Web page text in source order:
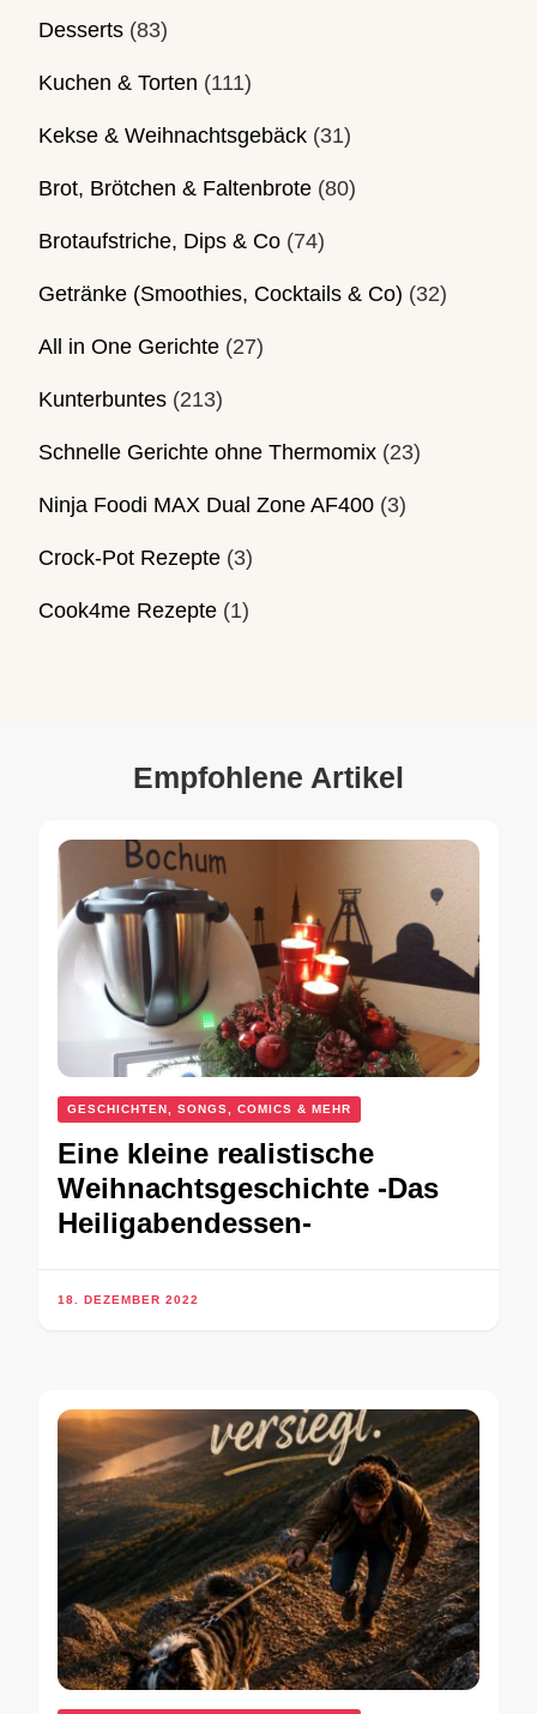
Desserts (83)
Kuchen & Torten (111)
Kekse & Weihnachtsgebäck (31)
Brot, Brötchen & Faltenbrote (80)
Brotaufstriche, Dips & Co (74)
Getränke (Smoothies, Cocktails & Co) (32)
All in One Gerichte (27)
Kunterbuntes (213)
Schnelle Gerichte ohne Thermomix (23)
Ninja Foodi MAX Dual Zone AF400 (3)
Crock-Pot Rezepte (3)
Cook4me Rezepte (1)
Empfohlene Artikel
GESCHICHTEN, SONGS, COMICS & MEHR
Eine kleine realistische
Weihnachtsgeschichte -Das
Heiligabendessen-
18. DEZEMBER 2022